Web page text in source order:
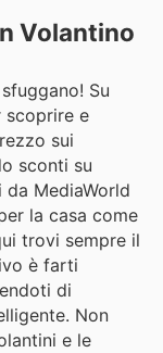
Volantino
Su
scoprire e
sui
sconti su
MediaWorld
la casa come
trovi sempre il
è farti
di
Non
e le